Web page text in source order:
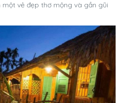
vẻ đẹp thơ mộng và gần gũi